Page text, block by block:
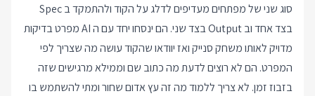
סוג שני של מפתחים מעדיפים לדלג על הקוד ולהתמקד ב Spec
בצד אחד וב Output בצד שני. הם ינסחו יחד עם ה AI מפרט בדיקות
מדויק לאותו משחק סנייק ואז יוודאו שהקוד עושה מה שצריך לפי
המפרט. הם לא רוצים לדעת מה כתוב שם וממילא מרגישים שזה
בזבוז זמן. לא צריך ללמוד מה זה עץ אדום שחור ומתי להשתמש בו